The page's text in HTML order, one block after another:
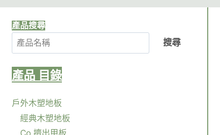
產品搜尋
搜尋
產品 目錄
戶外木塑地板
經典木塑地板